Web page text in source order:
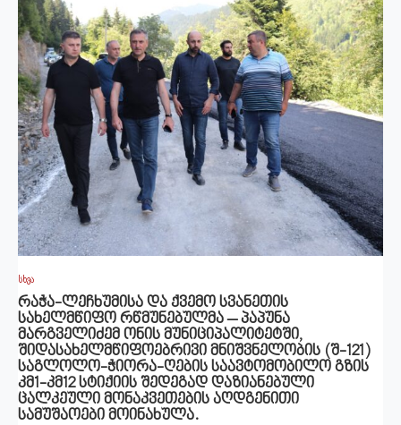
სხვა
რაჭა-ლეჩხუმისა და ქვემო სვანეთის
სახელმწიფო რწმუნებულმა – პაპუნა
მარგველიძემ ონის მუნიციპალიტეტში,
შიდასახელმწიფოებრივი მნიშვნელობის (შ-121)
საგლოლო-ჭიორა-ღების საავტომობილო გზის
კმ1-კმ12 სტიქიის შედეგად დაზიანებული
ცალკეული მონაკვეთების აღდგენითი
სამუშაოები მოინახულა.